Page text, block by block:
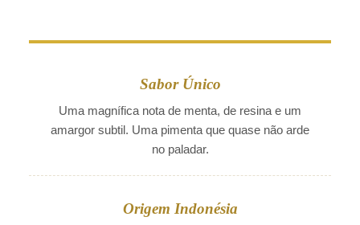
Sabor Único
Uma magnífica nota de menta, de resina e um
amargor subtil. Uma pimenta que quase não arde
no paladar.
Origem Indonésia